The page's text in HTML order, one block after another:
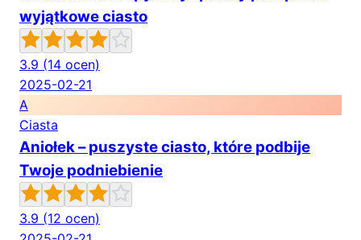
wyjątkowe ciasto
3.9 (14 ocen)
2025-02-21
A
Ciasta
Aniołek – puszyste ciasto, które podbije
Twoje podniebienie
3.9 (12 ocen)